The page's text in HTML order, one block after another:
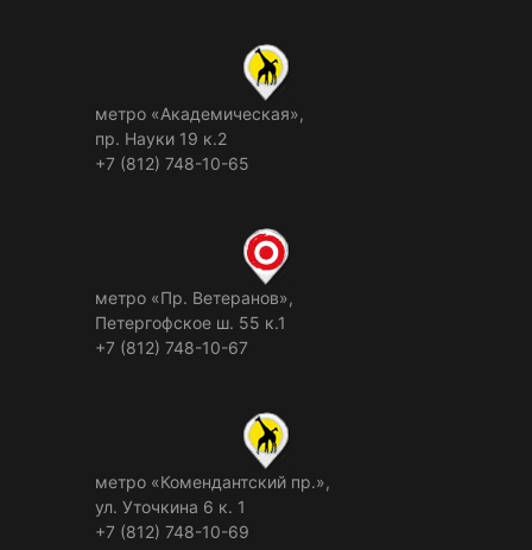
метро «Академическая»,
пр. Науки 19 к.2
+7 (812) 748-10-65
метро «Пр. Ветеранов»,
Петергофское ш. 55 к.1
+7 (812) 748-10-67
метро «Комендантский пр.»,
ул. Уточкина 6 к. 1
+7 (812) 748-10-69